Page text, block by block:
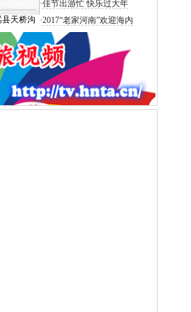
天桥沟
·佳节出游忙 快乐过大年
·2017“老家河南”欢迎海内